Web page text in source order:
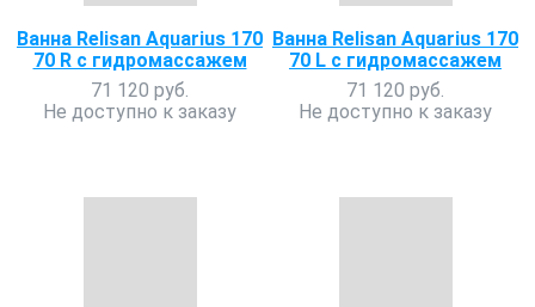
Ванна Relisan Aquarius 170
70 R с гидромассажем
71 120 руб.
Не доступно к заказу
Ванна Relisan Aquarius 170
70 L с гидромассажем
71 120 руб.
Не доступно к заказу